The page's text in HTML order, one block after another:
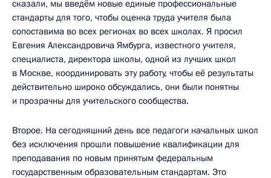
сказали, мы введём новые единые профессиональные
стандарты для того, чтобы оценка труда учителя была
сопоставима во всех регионах во всех школах. Я просил
Евгения Александровича Ямбурга, известного учителя,
специалиста, директора школы, одной из лучших школ
в Москве, координировать эту работу, чтобы её результаты
действительно широко обсуждались, они были понятны
и прозрачны для учительского сообщества.
Второе. На сегодняшний день все педагоги начальных школ
без исключения прошли повышение квалификации для
преподавания по новым принятым федеральным
государственным образовательным стандартам. Это